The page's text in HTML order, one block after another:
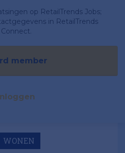
op RetailTrends Jobs;
in RetailTrends
Connect.
member
Inloggen
WONEN